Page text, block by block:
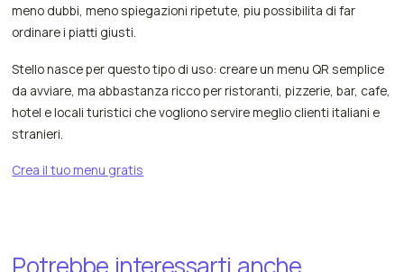
meno dubbi, meno spiegazioni ripetute, piu possibilita di far
ordinare i piatti giusti.
Stello nasce per questo tipo di uso: creare un menu QR semplice
da avviare, ma abbastanza ricco per ristoranti, pizzerie, bar, cafe,
hotel e locali turistici che vogliono servire meglio clienti italiani e
stranieri.
Crea il tuo menu gratis
Potrebbe interessarti anche